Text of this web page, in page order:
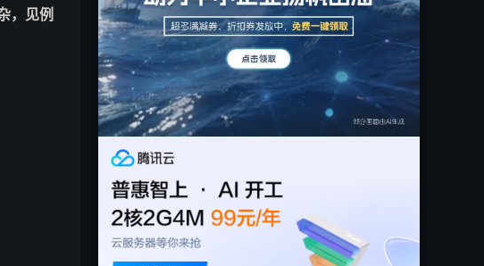
，见例